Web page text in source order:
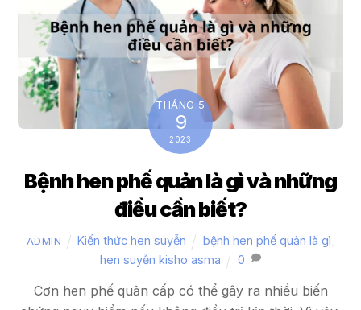
THÁNG 5
9
2023
Bệnh hen phế quản là gì và những
điều cần biết?
ADMIN Kiến thức hen suyễn bệnh hen phế quản là gì
hen suyễn kisho asma
0
Cơn hen phế quản cấp có thể gây ra nhiều biến